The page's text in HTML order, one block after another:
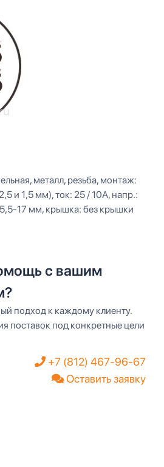
металл, резьба, монтаж:
и 1,5 мм), ток: 25 / 10А, напр.:
17 мм, крышка: без крышки
с вашим
подход к каждому клиенту.
поставок под конкретные цели
+7 (812) 467-96-67
Оставить заявку